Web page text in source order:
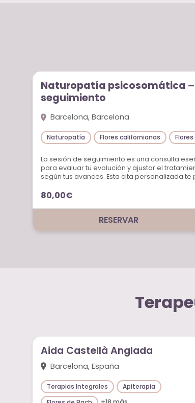
Sesiones individuales
Naturopatía psicosomática –
seguimiento
Barcelona, Barcelona
Naturopatía Flores californianas
La sesión de seguimiento es una consulta
para evaluar tu evolución y ajustar el
según tus avances. Esta cita personalizada te
proceso de sanación natural.
80,00€
RESERVAR
Aida Castellà Anglada
Barcelona, España
Terapias Integrales
Apiterapia